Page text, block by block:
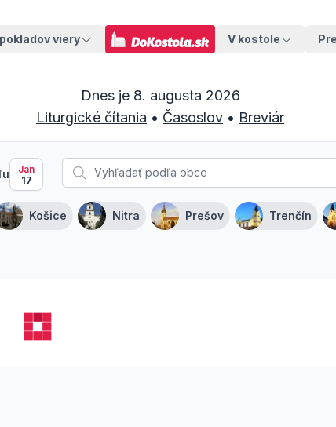
viery V kostole
Dnes je 8. augusta 2026
Liturgické čítania • Časoslov • Breviár
Jan
17
Košice Nitra Prešov Trenčín